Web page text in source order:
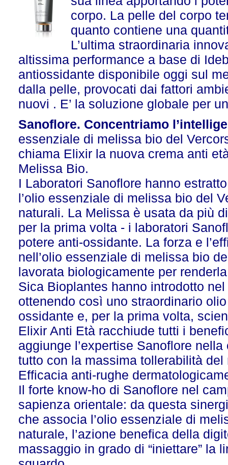
corpo. La pelle del corpo
quanto contiene una
L’ultima straordinaria
altissima performance a base di
antiossidante disponibile oggi sul
dalla pelle, provocati dai fattori
nuovi . E’ la soluzione globale per
Sanoflore. Concentriamo
essenziale di melissa bio del
chiama Elixir la nuova crema anti
Melissa Bio.
I Laboratori Sanoflore hanno
l’olio essenziale di melissa bio del
naturali. La Melissa è usata da più
per la prima volta - i laboratori
potere anti-ossidante. La forza e
nell’olio essenziale di melissa bio
lavorata biologicamente per
Sica Bioplantes hanno introdotto
ottenendo così uno straordinario
ossidante e, per la prima volta,
Elixir Anti Età racchiude tutti i
aggiunge l’expertise Sanoflore
tutto con la massima tollerabilità
Efficacia anti-rughe
Il forte know-ho di Sanoflore nel
sapienza orientale: da questa
che associa l’olio essenziale di
naturale, l’azione benefica della
massaggio in grado di “iniettare” la